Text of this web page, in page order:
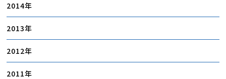
2014
2013
2012
2011